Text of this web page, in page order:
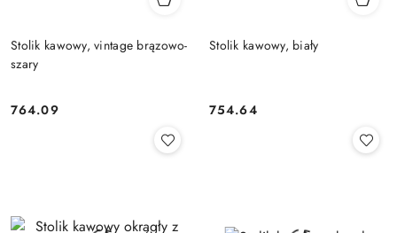
Stolik kawowy, vintage brązowo-
szary
Cena:
764.09
Stolik kawowy, biały
Cena:
754.64